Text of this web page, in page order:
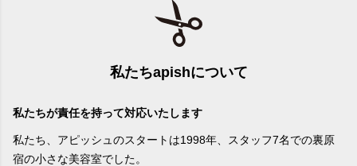
私たちapishについて
私たちが責任を持って対応いたします
私たち、アピッシュのスタートは1998年、スタッフ7名での裏原
宿の小さな美容室でした。